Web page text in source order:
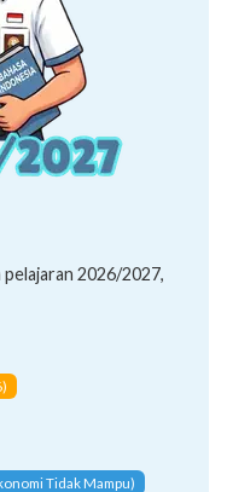
2026/2027,
Tidak Mampu)